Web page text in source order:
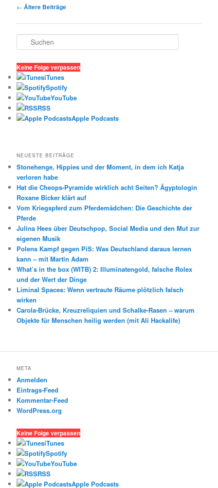
Beitragsnavigation
← Ältere Beiträge
u
h
e
n
Keine Folge verpassen
iTunes
Spotify
YouTube
RSS
Apple Podcasts
NEUESTE BEITRÄGE
Stonehenge, Hippies und der Moment, in dem ich Katja
verloren habe
Hat die Cheops-Pyramide wirklich acht Seiten? Ägyptologin
Roxane Bicker klärt auf
Vom Kriegspferd zum Pferdemädchen: Die Geschichte der
Pferde
Julina Hees über Deutschpop, Social Media und den Mut zur
eigenen Musik
Polens Kampf gegen PiS: Was Deutschland daraus lernen
kann – mit Martin Adam
What’s in the box (WITB) 2: Illuminatengold, falsche Rolex
und der Wert der Dinge
Liminal Spaces: Wenn vertraute Räume plötzlich falsch
wirken
Carola-Brücke, Kreuzreliquien und Schalke-Rasen – warum
Objekte für Menschen heilig werden (mit Ali Hackalife)
META
Anmelden
Eintrags-Feed
Kommentar-Feed
WordPress.org
Keine Folge verpassen
iTunes
Spotify
YouTube
RSS
Apple Podcasts